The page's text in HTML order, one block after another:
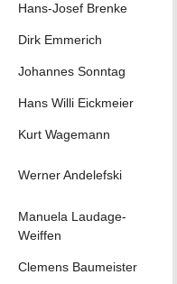
Hans-Josef Brenke
Dirk Emmerich
Johannes Sonntag
Hans Willi Eickmeier
Kurt Wagemann
Werner Andelefski
Manuela Laudage-
Weiffen
Clemens Baumeister